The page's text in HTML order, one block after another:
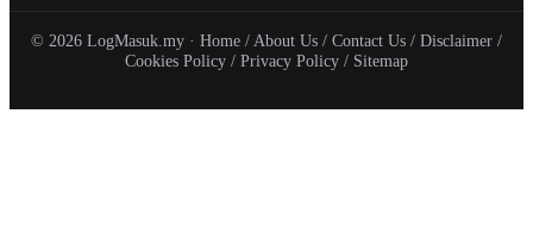
© 2026 LogMasuk.my · Home /About Us / Contact Us / Disclaimer /
Cookies Policy / Privacy Policy / Sitemap